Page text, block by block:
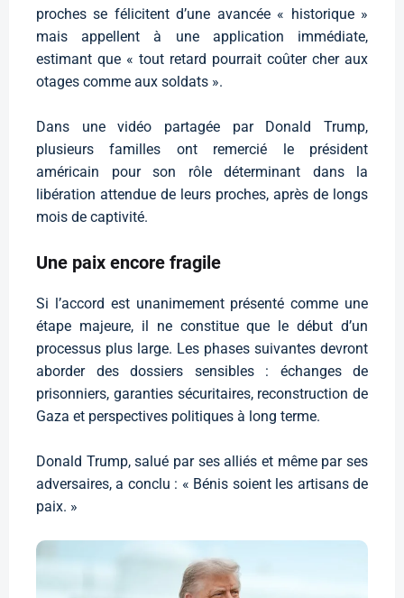
proches se félicitent d’une avancée « historique »
mais appellent à une application immédiate,
estimant que « tout retard pourrait coûter cher aux
otages comme aux soldats ».
Dans une vidéo partagée par Donald Trump,
plusieurs familles ont remercié le président
américain pour son rôle déterminant dans la
libération attendue de leurs proches, après de longs
mois de captivité.
Une paix encore fragile
Si l’accord est unanimement présenté comme une
étape majeure, il ne constitue que le début d’un
processus plus large. Les phases suivantes devront
aborder des dossiers sensibles : échanges de
prisonniers, garanties sécuritaires, reconstruction de
Gaza et perspectives politiques à long terme.
Donald Trump, salué par ses alliés et même par ses
adversaires, a conclu : « Bénis soient les artisans de
paix. »